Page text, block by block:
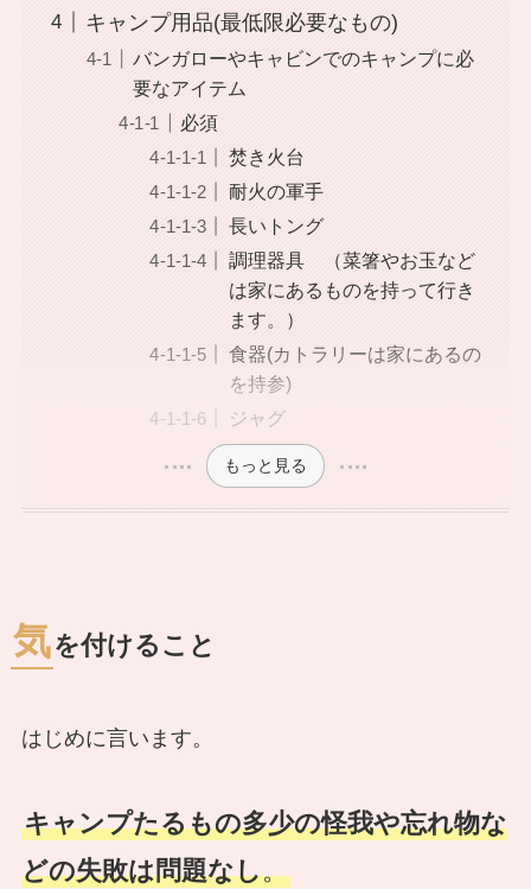
キャンプ用品(最低限必要なもの)
バンガローやキャビンでのキャンプに必
要なアイテム
必須
焚き火台
耐火の軍手
長いトング
調理器具 （菜箸やお玉など
は家にあるものを持って行き
ます。）
食器(カトラリーは家にあるの
を持参)
ジャグ
もっと見る
気を付けること
はじめに言います。
キャンプたるもの多少の怪我や忘れ物な
どの失敗は問題なし。